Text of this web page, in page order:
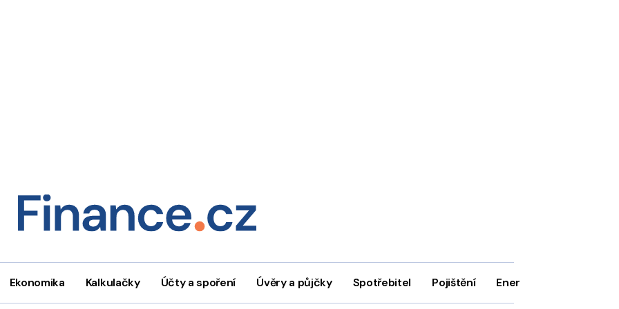
Ekonomika Kalkulačky Účty a spoření Úvěry a půjčky Spotřebitel Pojištění Energie